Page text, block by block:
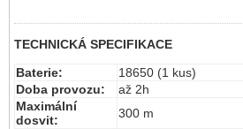
TECHNICKÁ SPECIFIKACE
Baterie:
18650 (1 kus)
Doba provozu:
až 2h
Maximální
dosvit:
300 m